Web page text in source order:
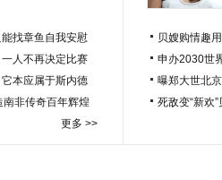
找章鱼自我安慰
人不再决定比赛
本应属于斯内德
非传奇百年辉煌
更多 >>
贝嫂购情趣
申办2030世
曝郑大世北
死敌变“新欢